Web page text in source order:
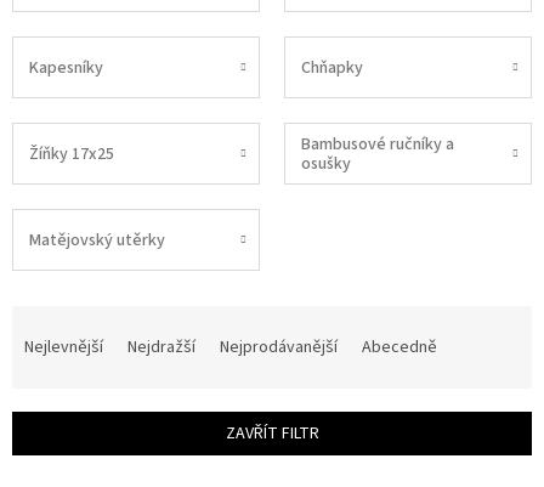
Kapesníky Chňapky
Žíňky 17x25
Bambusové ručníky a
osušky
Matějovský utěrky
í
Nejlevnější Nejdražší Nejprodávanější Abecedně
ZAVŘÍT FILTR